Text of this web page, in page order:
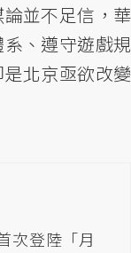
並不足信，華
、遵守遊戲規
北京亟欲改變
次登陸「月